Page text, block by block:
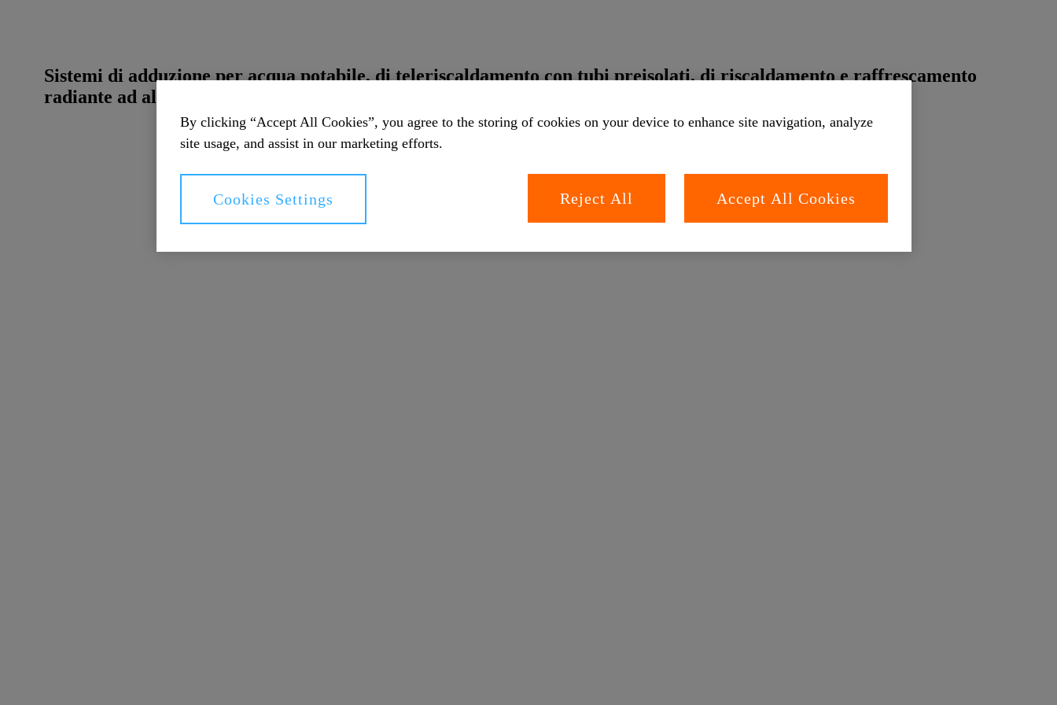
Sistemi di adduzione per acqua potabile, di teleriscaldamento con tubi preisolati, di riscaldamento e raffrescamento
radiante ad alta efficienza energetica
By clicking “Accept All Cookies”, you agree to the storing of cookies on your device to enhance site navigation, analyze
site usage, and assist in our marketing efforts.
Cookies Settings Reject All Accept All Cookies